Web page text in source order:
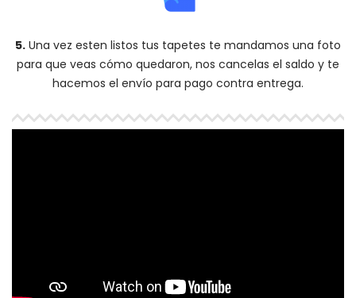
5. Una vez esten listos tus tapetes te mandamos una foto
para que veas cómo quedaron, nos cancelas el saldo y te
hacemos el envío para pago contra entrega.